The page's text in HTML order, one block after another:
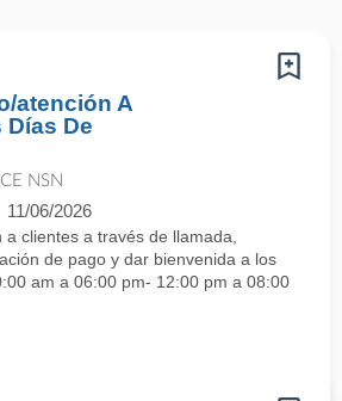
atención A
Días De
NSN
11/06/2026
clientes a través de llamada,
de pago y dar bienvenida a los
am a 06:00 pm- 12:00 pm a 08:00